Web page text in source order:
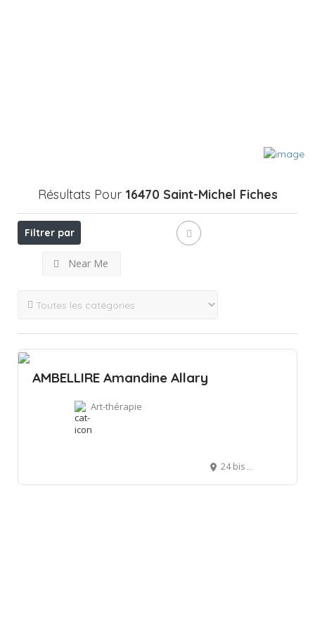
Résultats Pour 16470 Saint-Michel Fiches
Filtrer par
Near Me
AMBELLIRE Amandine Allary
Art-thérapie
24 bis rue du Martinet